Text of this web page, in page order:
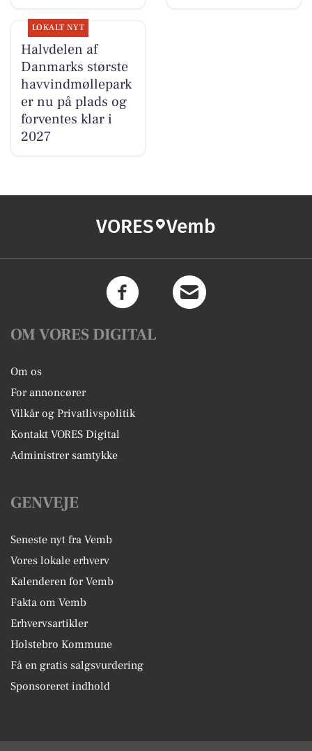
LOKALT NYT
Halvdelen af
Danmarks største
havvindmøllepark
er nu på plads og
forventes klar i
2027
VORES Vemb
OM VORES DIGITAL
Om os
For annoncører
Vilkår og Privatlivspolitik
Kontakt VORES Digital
Administrer samtykke
GENVEJE
Seneste nyt fra Vemb
Vores lokale erhverv
Kalenderen for Vemb
Fakta om Vemb
Erhvervsartikler
Holstebro Kommune
Få en gratis salgsvurdering
Sponsoreret indhold